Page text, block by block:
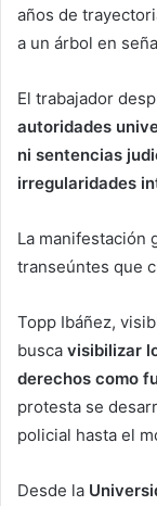
años de
a un árbol en
El trabajador
autoridades
ni sentencias
irregularidades
La manifestación
transeúntes que
Topp Ibáñez,
busca visibilizar
derechos como
protesta se
policial hasta el
Desde la